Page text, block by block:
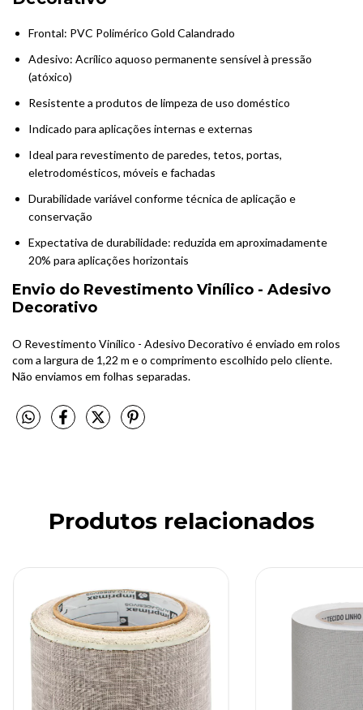
Frontal: PVC Polimérico Gold Calandrado
Adesivo: Acrílico aquoso permanente sensível à pressão
(atóxico)
Resistente a produtos de limpeza de uso doméstico
Indicado para aplicações internas e externas
Ideal para revestimento de paredes, tetos, portas,
eletrodomésticos, móveis e fachadas
Durabilidade variável conforme técnica de aplicação e
conservação
Expectativa de durabilidade: reduzida em aproximadamente
20% para aplicações horizontais
Envio do Revestimento Vinílico - Adesivo
Decorativo
O Revestimento Vinílico - Adesivo Decorativo é enviado em rolos
com a largura de 1,22 m e o comprimento escolhido pelo cliente.
Não enviamos em folhas separadas.
Produtos relacionados